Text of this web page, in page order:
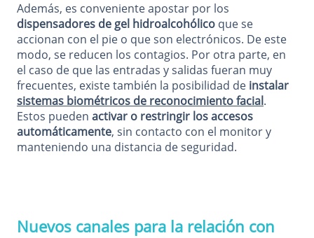
Además, es conveniente apostar por los
dispensadores de gel hidroalcohólico que se
accionan con el pie o que son electrónicos. De este
modo, se reducen los contagios. Por otra parte, en
el caso de que las entradas y salidas fueran muy
frecuentes, existe también la posibilidad de instalar
sistemas biométricos de reconocimiento facial.
Estos pueden activar o restringir los accesos
automáticamente, sin contacto con el monitor y
manteniendo una distancia de seguridad.
Nuevos canales para la relación con